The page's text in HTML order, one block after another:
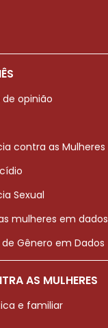
de opinião
contra as Mulheres
Sexual
mulheres em dados
Gênero em Dados
AS MULHERES
e familiar